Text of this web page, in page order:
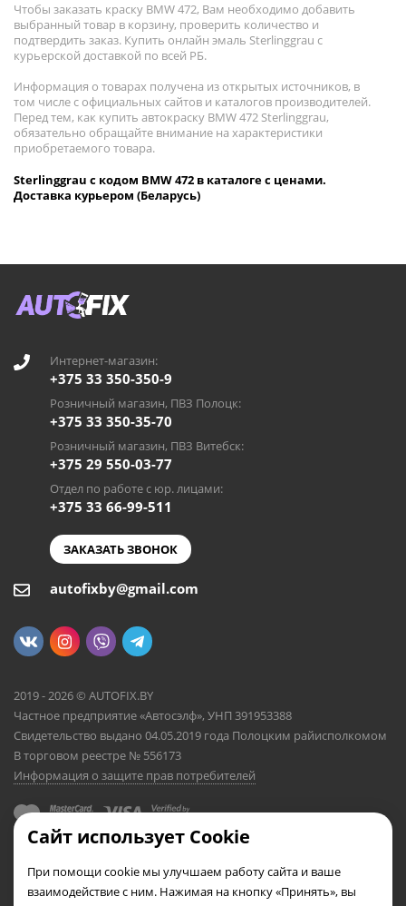
Чтобы заказать краску BMW 472, Вам необходимо добавить
выбранный товар в корзину, проверить количество и
подтвердить заказ. Купить онлайн эмаль Sterlinggrau с
курьерской доставкой по всей РБ.
Информация о товарах получена из открытых источников, в
том числе с официальных сайтов и каталогов производителей.
Перед тем, как купить автокраску BMW 472 Sterlinggrau,
обязательно обращайте внимание на характеристики
приобретаемого товара.
Sterlinggrau с кодом BMW 472 в каталоге с ценами.
Доставка курьером (Беларусь)
Интернет-магазин:
+375 33 350-350-9
Розничный магазин, ПВЗ Полоцк:
+375 33 350-35-70
Розничный магазин, ПВЗ Витебск:
+375 29 550-03-77
Отдел по работе с юр. лицами:
+375 33 66-99-511
ЗАКАЗАТЬ ЗВОНОК
autofixby@gmail.com
2019 - 2026 © AUTOFIX.BY
Частное предприятие «Автосэлф», УНП 391953388
Свидетельство выдано 04.05.2019 года Полоцким райисполкомом
В торговом реестре № 556173
Информация о защите прав потребителей
Сайт использует Cookie
При помощи cookie мы улучшаем работу сайта и ваше
взаимодействие с ним. Нажимая на кнопку «Принять», вы